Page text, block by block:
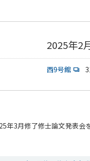
2025年2
西9号館
年3月修了修士論文発表会